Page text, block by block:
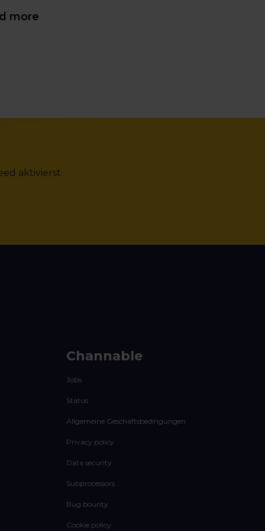
more
aktivierst.
Channable
Jobs
Status
Allgemeine Geschäftsbedingungen
Privacy policy
Data security
Subprocessors
Bug bounty
Cookie policy